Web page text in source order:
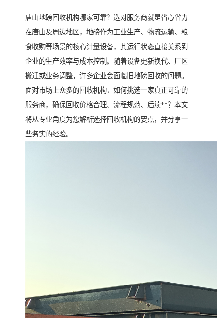
唐山地磅回收机构哪家可靠？选对服务商就是省心省力
在唐山及周边地区，地磅作为工业生产、物流运输、粮
食收购等场景的核心计量设备，其运行状态直接关系到
企业的生产效率与成本控制。随着设备更新换代、厂区
搬迁或业务调整，许多企业会面临旧地磅回收的问题。
面对市场上众多的回收机构，如何挑选一家真正可靠的
服务商，确保回收价格合理、流程规范、后续**？本文
将从专业角度为您解析选择回收机构的要点，并分享一
些务实的经验。